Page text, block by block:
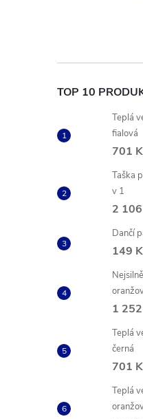
TOP 10
Teplá
fialová
701
Taška
v 1
2
Dančí
149
1
Teplá
černá
701
Teplá